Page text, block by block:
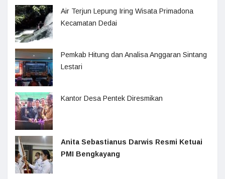
Air Terjun Lepung Iring Wisata Primadona
Kecamatan Dedai
Pemkab Hitung dan Analisa Anggaran Sintang
Lestari
Kantor Desa Pentek Diresmikan
Anita Sebastianus Darwis Resmi Ketuai
PMI Bengkayang